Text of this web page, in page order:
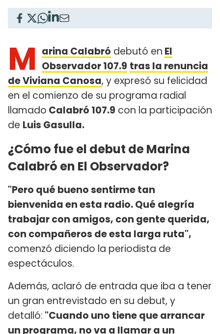
M arina Calabró debutó en El
Observador 107.9 tras la renuncia
de Viviana Canosa, y expresó su felicidad
en el comienzo de su programa radial
llamado Calabró 107.9 con la participación
de Luis Gasulla.
¿Cómo fue el debut de Marina
Calabró en El Observador?
"Pero qué bueno sentirme tan
bienvenida en esta radio. Qué alegría
trabajar con amigos, con gente querida,
con compañeros de esta larga ruta",
comenzó diciendo la periodista de
espectáculos.
Además, aclaró de entrada que iba a tener
un gran entrevistado en su debut, y
detalló: "Cuando uno tiene que arrancar
un programa, no va a llamar a un